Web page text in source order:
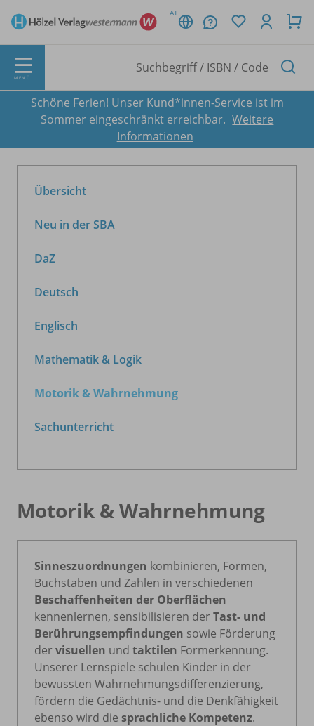
AT
MENÜ
Schöne Ferien! Unser Kund*innen-Service ist im
Sommer eingeschränkt erreichbar. Weitere
Informationen
Übersicht
Neu in der SBA
DaZ
Deutsch
Englisch
Mathematik & Logik
Motorik & Wahrnehmung
Sachunterricht
Motorik & Wahrnehmung
Sinneszuordnungen kombinieren, Formen,
Buchstaben und Zahlen in verschiedenen
Beschaffenheiten der Oberflächen
kennenlernen, sensibilisieren der Tast- und
Berührungsempfindungen sowie Förderung
der visuellen und taktilen Formerkennung.
Unserer Lernspiele schulen Kinder in der
bewussten Wahrnehmungsdifferenzierung,
fördern die Gedächtnis- und die Denkfähigkeit
ebenso wird die sprachliche Kompetenz.